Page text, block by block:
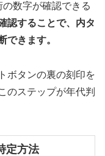
数字が確認できる
認することで、内タ
できます。
ボタンの裏の刻印を
のステップが年代判
定方法